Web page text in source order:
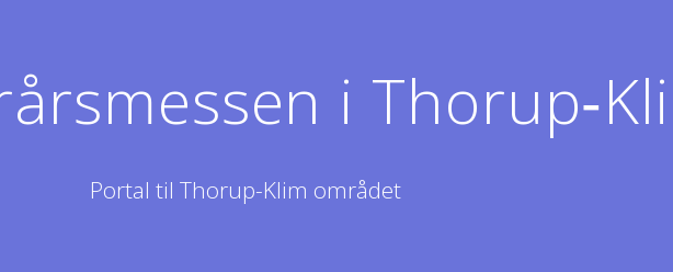
i
Portal til Thorup-Klim området